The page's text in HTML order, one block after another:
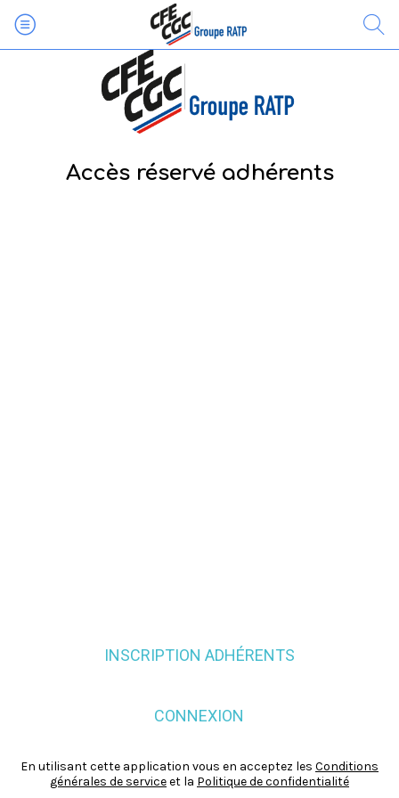
Accès réservé adhérents
INSCRIPTION ADHÉRENTS
CONNEXION
En utilisant cette application vous en acceptez les Conditions
générales de serviceet la Politique de confidentialité